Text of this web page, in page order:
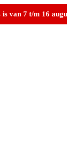
7 t/m 16